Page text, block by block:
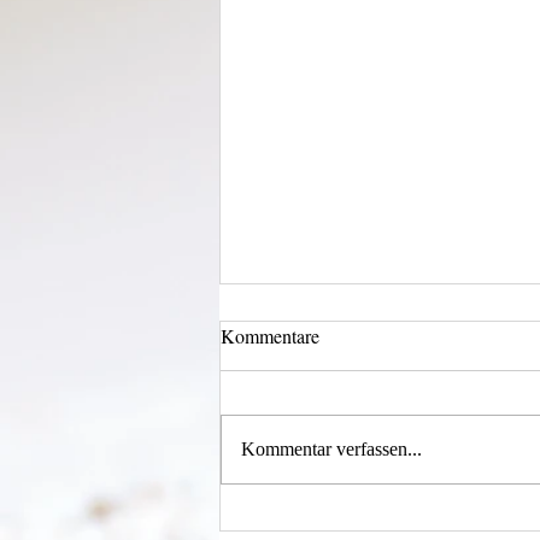
Kommentare
Kommentar verfassen...